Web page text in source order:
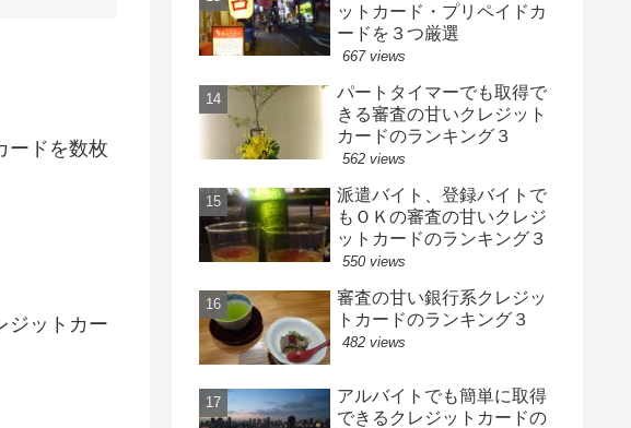
ードを数枚
ジットカー
ットカード・プリペイドカ
ードを３つ厳選
667 views
パートタイマーでも取得で
きる審査の甘いクレジット
カードのランキング３
562 views
派遣バイト、登録バイトで
もＯＫの審査の甘いクレジ
ットカードのランキング３
550 views
審査の甘い銀行系クレジッ
トカードのランキング３
482 views
アルバイトでも簡単に取得
できるクレジットカードの